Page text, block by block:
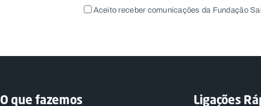
Aceito receber comunicações da Fundação
O que fazemos Ligações